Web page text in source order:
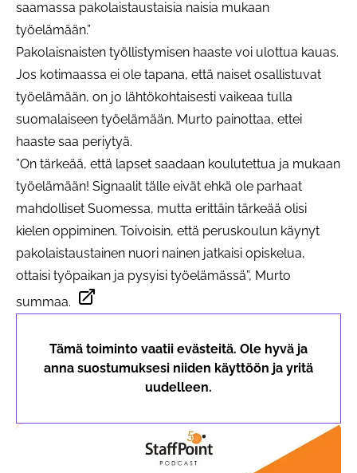
saamassa pakolaistaustaisia naisia mukaan
työelämään.”
Pakolaisnaisten työllistymisen haaste voi ulottua kauas.
Jos kotimaassa ei ole tapana, että naiset osallistuvat
työelämään, on jo lähtökohtaisesti vaikeaa tulla
suomalaiseen työelämään. Murto painottaa, ettei
haaste saa periytyä.
”On tärkeää, että lapset saadaan koulutettua ja mukaan
työelämään! Signaalit tälle eivät ehkä ole parhaat
mahdolliset Suomessa, mutta erittäin tärkeää olisi
kielen oppiminen. Toivoisin, että peruskoulun käynyt
pakolaistaustainen nuori nainen jatkaisi opiskelua,
ottaisi työpaikan ja pysyisi työelämässä”, Murto
summaa. Avautuu uudessa välilehdessä
Tämä toiminto vaatii evästeitä. Ole hyvä ja
anna suostumuksesi niiden käyttöön ja yritä
uudelleen.